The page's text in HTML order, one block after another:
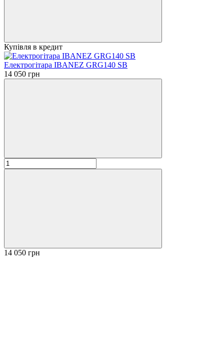
Купівля в кредит
Електрогітара IBANEZ GRG140 SB
14 050 грн
14 050 грн